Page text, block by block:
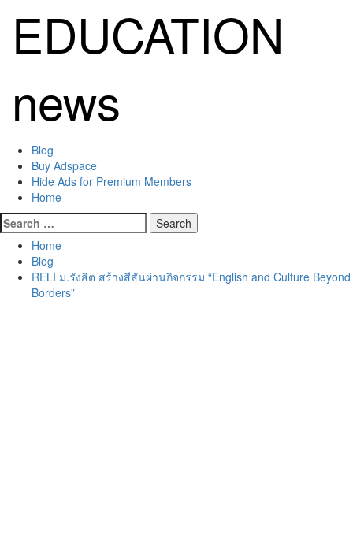
content
EDUCATION
news
Primary
Menu
Blog
Buy Adspace
Hide Ads for Premium Members
Home
Search
for:
Home
Blog
RELI ม.รังสิต สร้างสีสันผ่านกิจกรรม “English and Culture Beyond
Borders”